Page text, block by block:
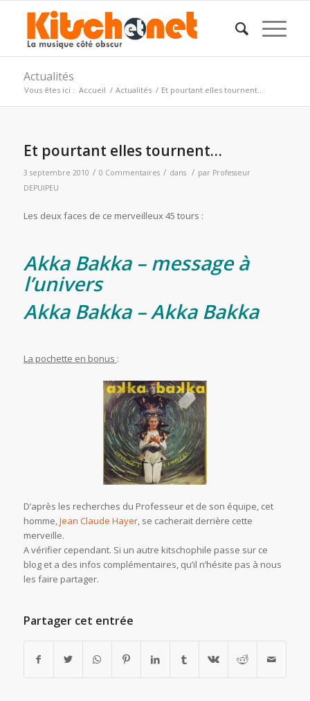
Actualités
Vous êtes ici : Accueil / Actualités / Et pourtant elles tournent…
Et pourtant elles tournent…
3 septembre 2010 / 0 Commentaires / dans / par Professeur
DEPUIPEU
Les deux faces de ce merveilleux 45 tours :
Akka Bakka – message à
l’univers
Akka Bakka – Akka Bakka
La pochette en bonus :
D’après les recherches du Professeur et de son équipe, cet
homme,Jean Claude Hayer, se cacherait derrière cette
merveille.
A vérifier cependant. Si un autre kitschophile passe sur ce
blog et a des infos complémentaires, qu’il n’hésite pas à nous
les faire partager.
Partager cet entrée